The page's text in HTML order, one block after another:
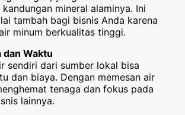
mineral alaminya. Ini
tambah bagi bisnis Anda karena
minum berkualitas tinggi.
dan Waktu
sendiri dari sumber lokal bisa
dan biaya. Dengan memesan air
tenaga dan fokus pada
lainnya.